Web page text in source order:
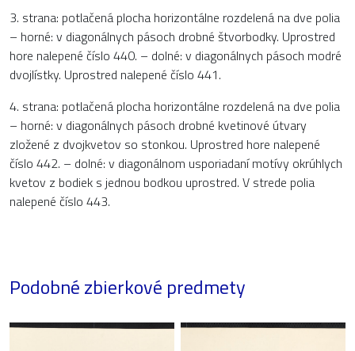
3. strana: potlačená plocha horizontálne rozdelená na dve polia
– horné: v diagonálnych pásoch drobné štvorbodky. Uprostred
hore nalepené číslo 440. – dolné: v diagonálnych pásoch modré
dvojlístky. Uprostred nalepené číslo 441.
4. strana: potlačená plocha horizontálne rozdelená na dve polia
– horné: v diagonálnych pásoch drobné kvetinové útvary
zložené z dvojkvetov so stonkou. Uprostred hore nalepené
číslo 442. – dolné: v diagonálnom usporiadaní motívy okrúhlych
kvetov z bodiek s jednou bodkou uprostred. V strede polia
nalepené číslo 443.
Podobné zbierkové predmety